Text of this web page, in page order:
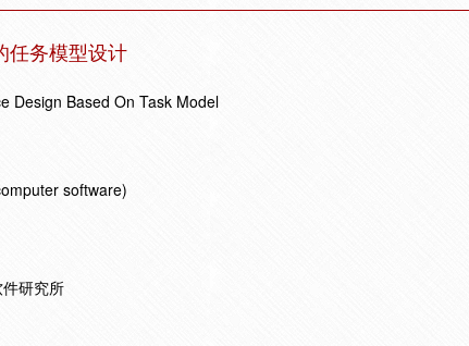
任务模型设计
Design Based On Task Model
software)
研究所